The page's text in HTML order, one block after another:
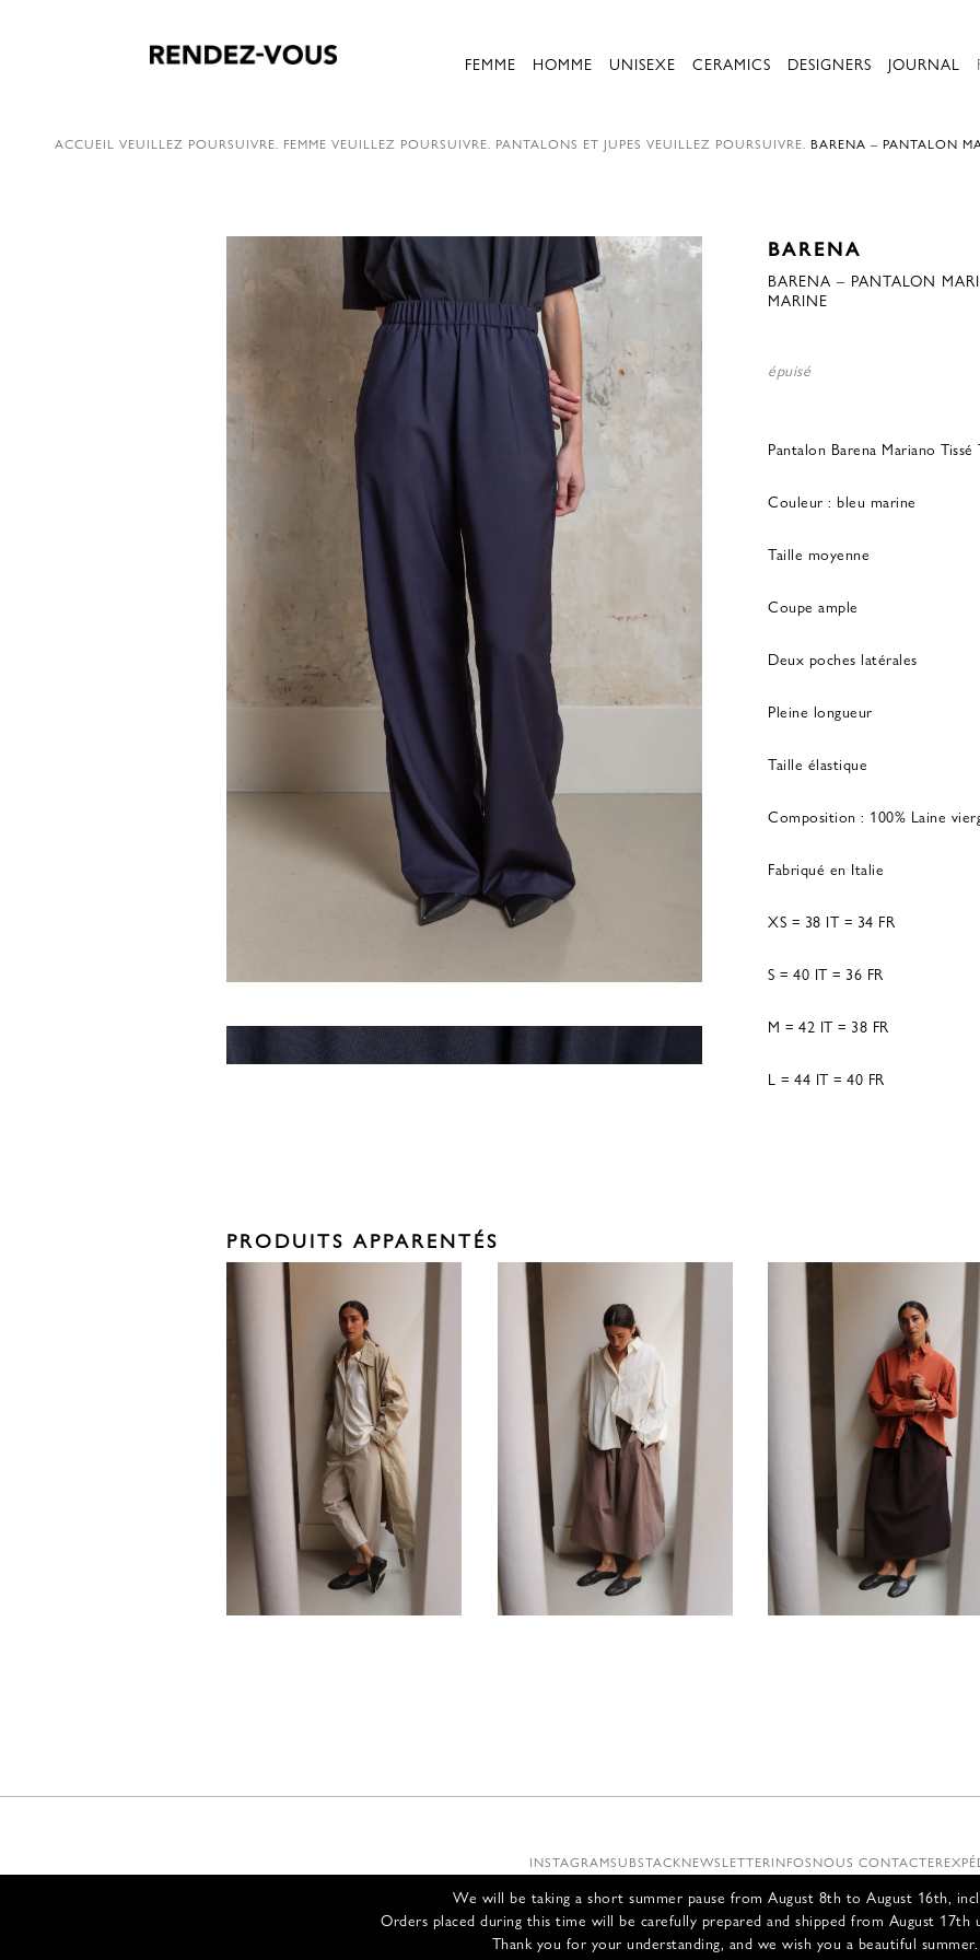
We will be taking a short summer pause from August 8th to August 16th,
Orders placed during this time will be carefully prepared and shipped from August
Thank you for your understanding, and we wish you a beautiful summer.
FEMME HOMME UNISEXE CERAMICS DESIGNERS JOURNAL
ACCUEIL VEUILLEZ POURSUIVRE. FEMME VEUILLEZ POURSUIVRE. PANTALONS ET JUPES VEUILLEZ POURSUIVRE. BARENA – PANTALON
BARENA
BARENA – PANTALON
MARINE
épuisé
Pantalon Barena Mariano
Couleur : bleu marine
Taille moyenne
Coupe ample
Deux poches latérales
Pleine longueur
Taille élastique
Composition : 100% Laine
Fabriqué en Italie
XS = 38 IT = 34 FR
S = 40 IT = 36 FR
M = 42 IT = 38 FR
L = 44 IT = 40 FR
PRODUITS APPARENTÉS
INSTAGRAMSUBSTACKNEWSLETTERINFOSNOUS CONTACTER